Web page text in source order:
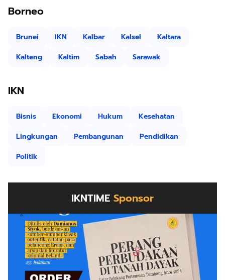
Borneo
Brunei IKN Kalbar Kalsel
Kaltara
Kalteng
Kaltim Sabah Sarawak
IKN
Bisnis Ekonomi Hukum
Kesehatan
Lingkungan
Pembangunan
Pendidikan
Politik
IKNTIME Sponsor